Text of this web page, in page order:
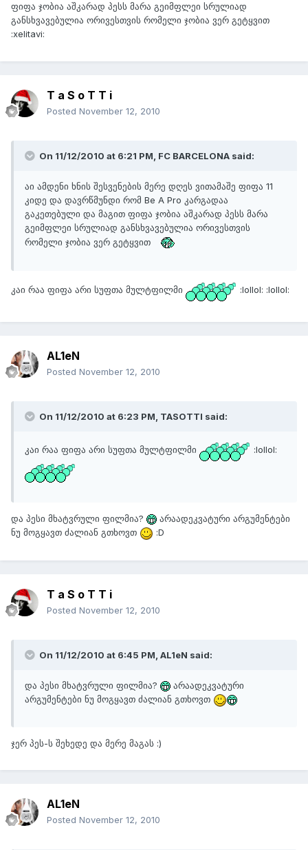
ფიფა ჯობია აშკარად პესს მარა გეიმფლეი სრულიად
განსხვავებულია ორივესთვის რომელი ჯობია ვერ გეტყვით
:xelitavi:
T a S o T T i
Posted November 12, 2010
On 11/12/2010 at 6:21 PM, FC BARCELONA said:
აი ამდენი ხნის შესვენების მერე დღეს ვითამაშე ფიფა 11
კიდე და დავრწმუნდი რომ Be A Pro კარგადაა
გაკეთებული და მაგით ფიფა ჯობია აშკარად პესს მარა
გეიმფლეი სრულიად განსხვავებულია ორივესთვის
რომელი ჯობია ვერ გეტყვით
კაი რაა ფიფა არი სუფთა მულტფილმი :lollol: :lollol:
AL1eN
Posted November 12, 2010
On 11/12/2010 at 6:23 PM, TASOTTI said:
კაი რაა ფიფა არი სუფთა მულტფილმი :lollol:
და პესი მხატვრული ფილმია?
არაადეკვატური არგუმენტები
ნუ მოგყავთ ძალიან გთხოვთ
:D
T a S o T T i
Posted November 12, 2010
On 11/12/2010 at 6:45 PM, AL1eN said:
და პესი მხატვრული ფილმია?
არაადეკვატური
არგუმენტები ნუ მოგყავთ ძალიან გთხოვთ
ჯერ პეს-ს შეხედე და მერე მაგას :)
AL1eN
Posted November 12, 2010